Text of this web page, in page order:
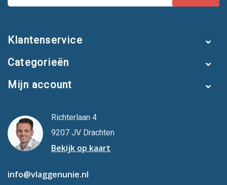
Klantenservice
Categorieën
Mijn account
Richterlaan 4
9207 JV Drachten
Bekijk op kaart
info@vlaggenunie.nl